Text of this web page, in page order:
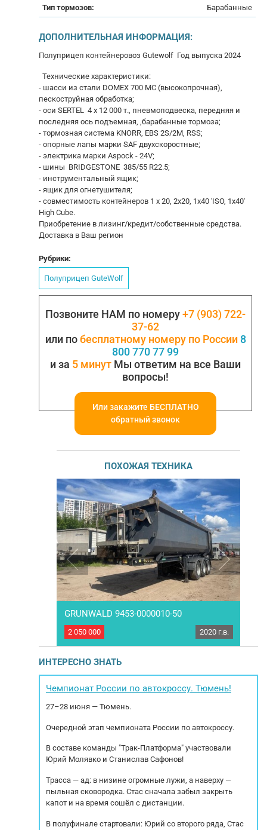
Тип тормозов: Барабанные
ДОПОЛНИТЕЛЬНАЯ ИНФОРМАЦИЯ:
Полуприцеп контейнеровоз Gutewolf Год выпуска 2024
Технические характеристики:
- шасси из стали DOMEX 700 MC (высокопрочная),
пескоструйная обработка;
- оси SERTEL 4 x 12 000 т., пневмоподвеска, передняя и
последняя ось подъемная, ,барабанные тормоза;
- тормозная система KNORR, EBS 2S/2М, RSS;
- опорные лапы марки SAF двухскоростные;
- электрика марки Aspock - 24V;
- шины BRIDGESTONE 385/55 R22.5;
- инструментальный ящик;
- ящик для огнетушителя;
- совместимость контейнеров 1 х 20, 2x20, 1x40 'ISO, 1x40'
High Cube.
Приобретение в лизинг/кредит/собственные средства.
Доставка в Ваш регион
Рубрики:
Полуприцеп GuteWolf
Позвоните НАМ по номеру+7 (903) 722-
37-62
или побесплатному номеру по России 8
800 770 77 99
и за 5 минут Мы ответим на все Ваши
вопросы!
Или закажите БЕСПЛАТНО
обратный звонок
ПОХОЖАЯ ТЕХНИКА
WABCO.
РММ: 39.000
Самосвальный полуприцеп GRUNWALD 9453-
Высота ССУ 1250 Объём кузова :31 м3. Тип
подвески: Пневмо Тормоза: Барабанные
Грузоподъемность: 29400 РММ: 38000 МБН:
передняя ось...
GRUNWALD 9453-0000010-50
2 050 000 2020 г.в.
ИНТЕРЕСНО ЗНАТЬ
Чемпионат России по автокроссу. Тюмень!
27–28 июня — Тюмень.
Очередной этап чемпионата России по автокроссу.
В составе команды "Трак-Платформа" участвовали
Юрий Молявко и Станислав Сафонов!
Трасса — ад: в низине огромные лужи, а наверху —
пыльная сковородка. Стас сначала забыл закрыть
капот и на время сошёл с дистанции.
В полуфинале стартовали: Юрий со второго ряда, Стас